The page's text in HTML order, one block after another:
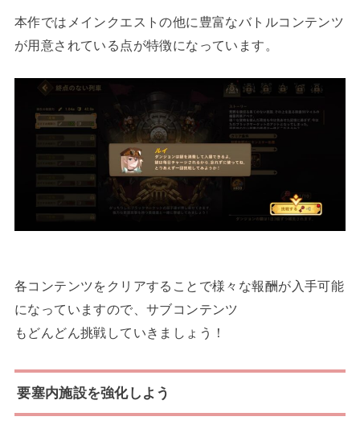
本作ではメインクエストの他に豊富なバトルコンテンツ
が用意されている点が特徴になっています。
各コンテンツをクリアすることで様々な報酬が入手可能
になっていますので、サブコンテンツ
もどんどん挑戦していきましょう！
要塞内施設を強化しよう